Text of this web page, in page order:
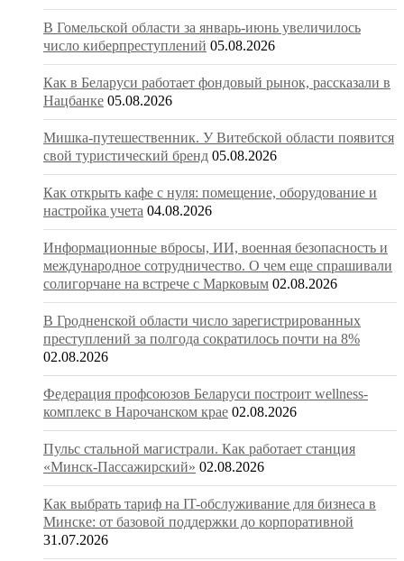
В Гомельской области за январь-июнь увеличилось
число киберпреступлений 05.08.2026
Как в Беларуси работает фондовый рынок, рассказали в
Нацбанке 05.08.2026
Мишка-путешественник. У Витебской области появится
свой туристический бренд 05.08.2026
Как открыть кафе с нуля: помещение, оборудование и
настройка учета 04.08.2026
Информационные вбросы, ИИ, военная безопасность и
международное сотрудничество. О чем еще спрашивали
солигорчане на встрече с Марковым 02.08.2026
В Гродненской области число зарегистрированных
преступлений за полгода сократилось почти на 8%
02.08.2026
Федерация профсоюзов Беларуси построит wellness-
комплекс в Нарочанском крае 02.08.2026
Пульс стальной магистрали. Как работает станция
«Минск-Пассажирский» 02.08.2026
Как выбрать тариф на IT-обслуживание для бизнеса в
Минске: от базовой поддержки до корпоративной
31.07.2026